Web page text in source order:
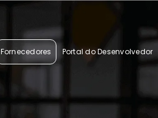
Fornecedores Portal do Desenvolvedor